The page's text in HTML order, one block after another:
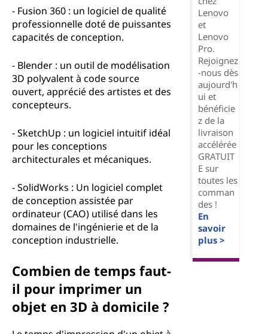
- Fusion 360 : un logiciel de qualité
professionnelle doté de puissantes
capacités de conception.
- Blender : un outil de modélisation
3D polyvalent à code source
ouvert, apprécié des artistes et des
concepteurs.
- SketchUp : un logiciel intuitif idéal
pour les conceptions
architecturales et mécaniques.
- SolidWorks : Un logiciel complet
de conception assistée par
ordinateur (CAO) utilisé dans les
domaines de l'ingénierie et de la
conception industrielle.
Combien de temps faut-
il pour imprimer un
objet en 3D à domicile ?
Lenovo
et
Lenovo
Pro.
Rejoignez
-nous dès
aujourd'h
ui et
bénéficie
z de la
livraison
accélérée
GRATUIT
E sur
toutes les
comman
des !
En
savoir
plus >